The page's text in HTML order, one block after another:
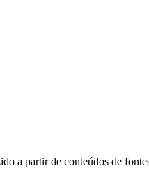
a partir de conteúdos de